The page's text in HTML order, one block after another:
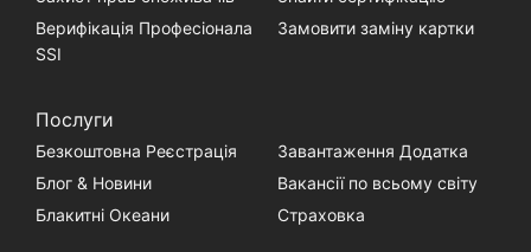
Верифікація Професіонала
SSI
Замовити заміну картки
Послуги
Безкоштовна Реєстрація
Завантаження Додатка
Блог & Новини
Вакансії по всьому світу
Блакитні Океани
Страховка